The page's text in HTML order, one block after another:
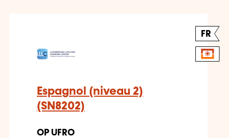
FR
Espagnol (niveau 2)
(SN8202)
OP UFRO